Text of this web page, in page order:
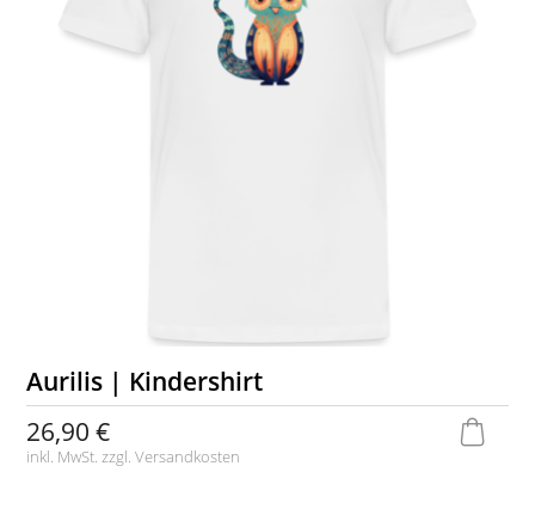
Aurilis | Kindershirt
26,90 €
inkl. MwSt. zzgl.Versandkosten